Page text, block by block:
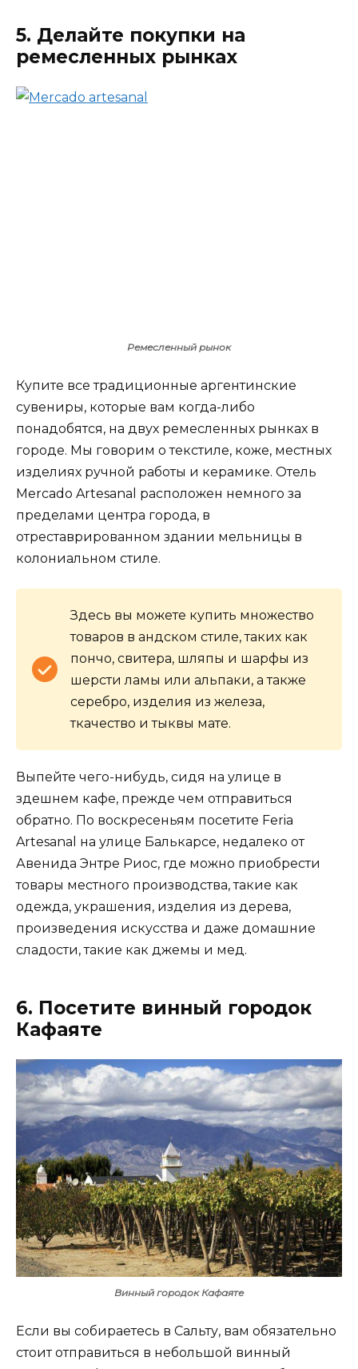
5. Делайте покупки на
ремесленных рынках
Ремесленный рынок
Купите все традиционные аргентинские
сувениры, которые вам когда-либо
понадобятся, на двух ремесленных рынках в
городе. Мы говорим о текстиле, коже, местных
изделиях ручной работы и керамике. Отель
Mercado Artesanal расположен немного за
пределами центра города, в
отреставрированном здании мельницы в
колониальном стиле.
Здесь вы можете купить множество
товаров в андском стиле, таких как
пончо, свитера, шляпы и шарфы из
шерсти ламы или альпаки, а также
серебро, изделия из железа,
ткачество и тыквы мате.
Выпейте чего-нибудь, сидя на улице в
здешнем кафе, прежде чем отправиться
обратно. По воскресеньям посетите Feria
Artesanal на улице Балькарсе, недалеко от
Авенида Энтре Риос, где можно приобрести
товары местного производства, такие как
одежда, украшения, изделия из дерева,
произведения искусства и даже домашние
сладости, такие как джемы и мед.
6. Посетите винный городок
Кафаяте
Винный городок Кафаяте
Если вы собираетесь в Сальту, вам обязательно
стоит отправиться в небольшой винный